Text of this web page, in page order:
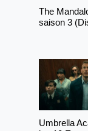
The
saison 3
Umbrella